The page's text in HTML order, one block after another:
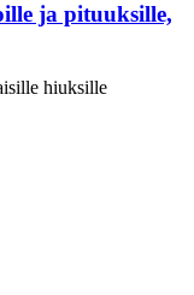
ja pituuksille,
hiuksille